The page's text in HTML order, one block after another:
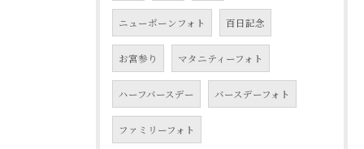
ニューボーンフォト 百日記念
お宮参り マタニティーフォト
ハーフバースデー バースデーフォト
ファミリーフォト